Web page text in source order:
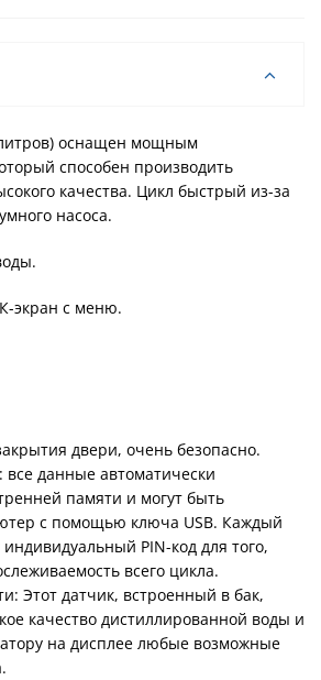
литров) оснащен мощным
способен производить
качества. Цикл быстрый из-за
насоса.
экран с меню.
двери, очень безопасно.
данные автоматически
памяти и могут быть
с помощью ключа USB. Каждый
PIN-код для того,
всего цикла.
Этот датчик, встроенный в бак,
качество дистиллированной воды и
на дисплее любые возможные